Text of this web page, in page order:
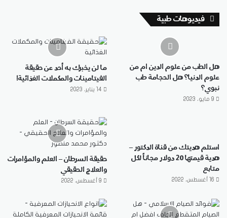
فيديوهات طبية
هل الطب من علوم الدين ام من
علوم الدنيا؟ هل الحجامة طب
نبوي؟
9 مايو، 2023
ما لن يخبرك به أحد عن حقيقة
الفيتامينات والمكملات الغذائية!
14 يناير، 2023
استلم هديتك من قناة الدكتور –
هدية قيمتها 20 دولار مجاناً لكل
متابع
16 أغسطس، 2022
حقيقة السرطان – العلم والمؤامرات
والعلاج الحقيقي
9 أغسطس، 2022